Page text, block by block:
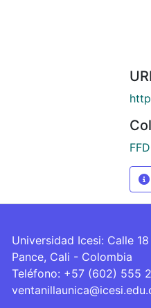
URI
Universidad Icesi: Calle
Pance, Cali - Colombia
Teléfono: +57 (602) 555